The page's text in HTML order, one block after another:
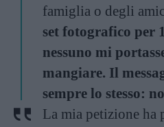
famiglia o degli
set fotografico per
nessuno mi
mangiare. Il
sempre lo stesso:
La mia petizione